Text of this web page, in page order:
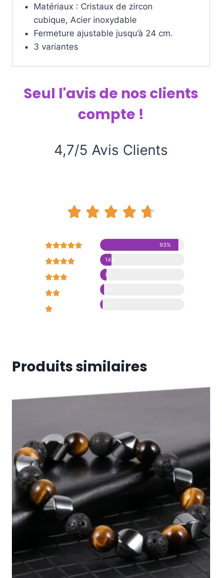
Matériaux : Cristaux de zircon
cubique, Acier inoxydable
Fermeture ajustable jusqu’à 24 cm.
3 variantes
Seul l'avis de nos clients
compte !
4,7/5 Avis Clients
    





93%
14%
8%
Produits similaires